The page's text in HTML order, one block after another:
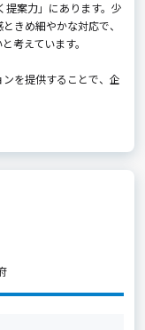
提案力」にあります。少
きめ細やかな対応で、
考えています。
を提供することで、企